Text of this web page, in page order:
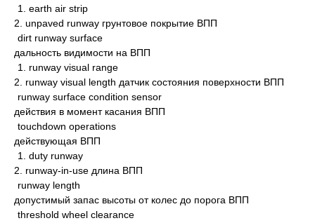
1. earth air strip
2. unpaved runway грунтовое покрытие ВПП
dirt runway surface
дальность видимости на ВПП
1. runway visual range
2. runway visual length датчик состояния поверхности ВПП
runway surface condition sensor
действия в момент касания ВПП
touchdown operations
действующая ВПП
1. duty runway
2. runway-in-use длина ВПП
runway length
допустимый запас высоты от колес до порога ВПП
threshold wheel clearance